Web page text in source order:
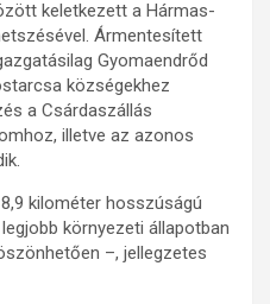
keletkezett a Hármas-
Ármentesített
Gyomaendrőd
községekhez
a Csárdaszállás
illetve az azonos
kilométer hosszúságú
környezeti állapotban
–, jellegzetes